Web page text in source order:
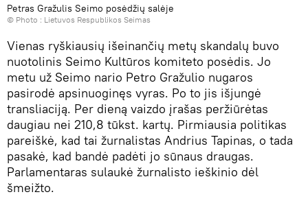
Petras Gražulis Seimo posėdžių salėje
© Photo : Lietuvos Respublikos Seimas
Vienas ryškiausių išeinančių metų skandalų buvo
nuotolinis Seimo Kultūros komiteto posėdis. Jo
metu už Seimo nario Petro Gražulio nugaros
pasirodė apsinuoginęs vyras. Po to jis išjungė
transliaciją. Per dieną vaizdo įrašas peržiūrėtas
daugiau nei 210,8 tūkst. kartų. Pirmiausia politikas
pareiškė, kad tai žurnalistas Andrius Tapinas, o tada
pasakė, kad bandė padėti jo sūnaus draugas.
Parlamentaras sulaukė žurnalisto ieškinio dėl
šmeižto.